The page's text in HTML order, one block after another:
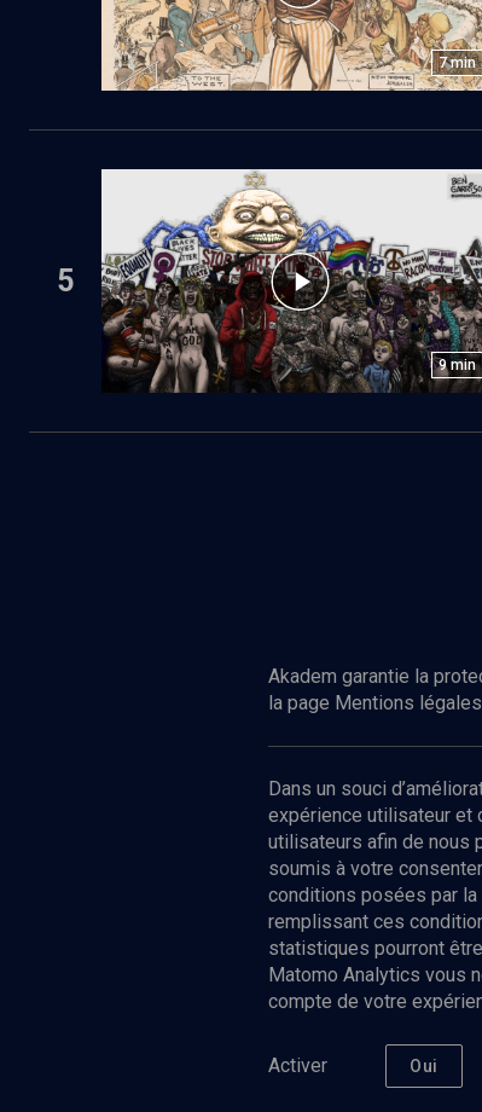
7 min
5
9 min
Nos
Akadem garantie la
la page Mentions
Dans un souci
expérience utilisateur et
utilisateurs afin de nous
soumis à votre
conditions posées par
remplissant ces
statistiques pourront
Matomo Analytics vous
compte de votre
Activer Oui